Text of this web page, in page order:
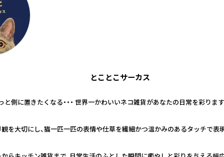
とことこサーカス
と側に置きたくなる・・・ 世界一かわいいネコ雑貨があなたの日常を彩ります
を大切にし、猫一匹一匹の表情や仕草を繊細かつ温かみのあるタッチで表